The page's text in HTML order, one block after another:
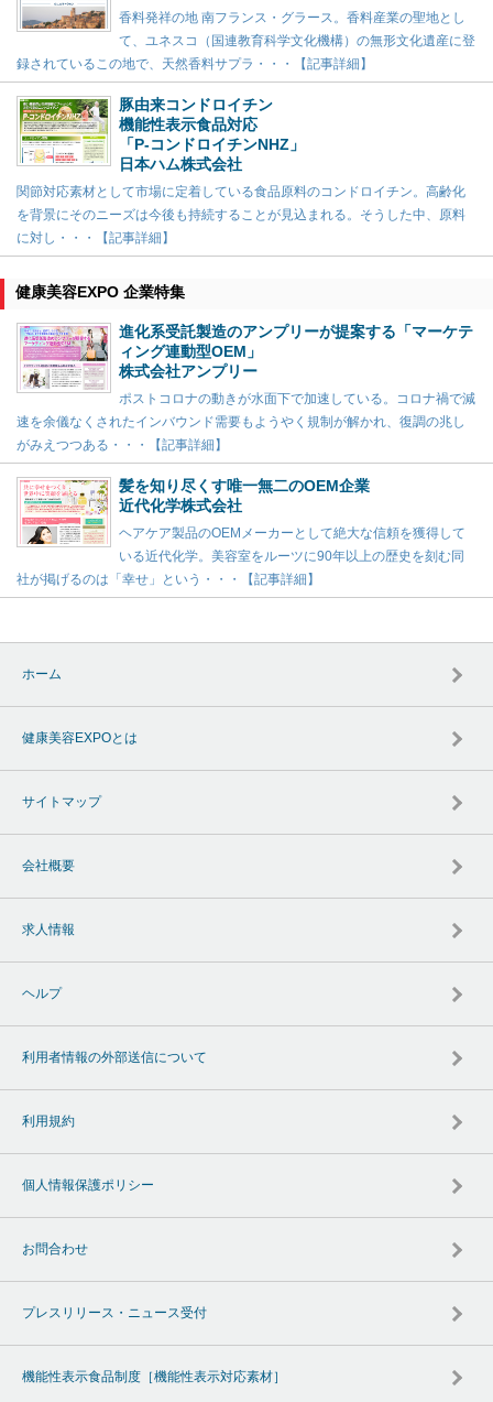
香料発祥の地 南フランス・グラース。香料産業の聖地とし
て、ユネスコ（国連教育科学文化機構）の無形文化遺産に登
録されているこの地で、天然香料サプラ・・・【記事詳細】
豚由来コンドロイチン
機能性表示食品対応
「P-コンドロイチンNHZ」
日本ハム株式会社
関節対応素材として市場に定着している食品原料のコンドロイチン。高齢化
を背景にそのニーズは今後も持続することが見込まれる。そうした中、原料
に対し・・・【記事詳細】
健康美容EXPO 企業特集
進化系受託製造のアンプリーが提案する「マーケテ
ィング連動型OEM」
株式会社アンプリー
ポストコロナの動きが水面下で加速している。コロナ禍で減
速を余儀なくされたインバウンド需要もようやく規制が解かれ、復調の兆し
がみえつつある・・・【記事詳細】
髪を知り尽くす唯一無二のOEM企業
近代化学株式会社
ヘアケア製品のOEMメーカーとして絶大な信頼を獲得して
いる近代化学。美容室をルーツに90年以上の歴史を刻む同
社が掲げるのは「幸せ」という・・・【記事詳細】
ホーム
健康美容EXPOとは
サイトマップ
会社概要
求人情報
ヘルプ
利用者情報の外部送信について
利用規約
個人情報保護ポリシー
お問合わせ
プレスリリース・ニュース受付
機能性表示食品制度［機能性表示対応素材］